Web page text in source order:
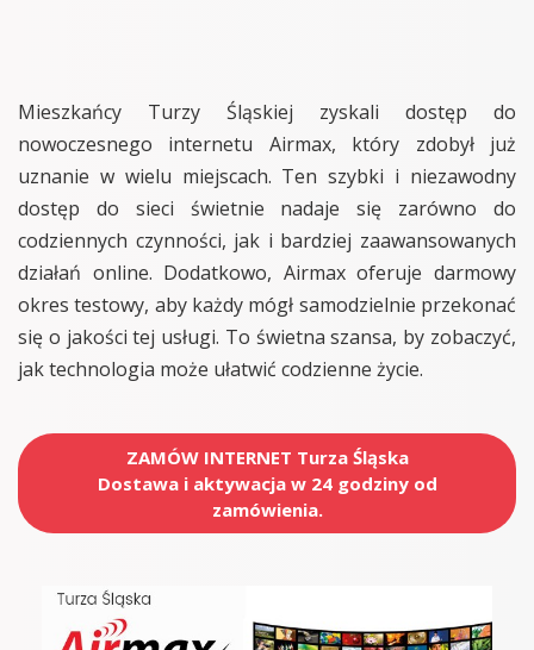
Mieszkańcy Turzy Śląskiej zyskali dostęp do
nowoczesnego internetu Airmax, który zdobył już
uznanie w wielu miejscach. Ten szybki i niezawodny
dostęp do sieci świetnie nadaje się zarówno do
codziennych czynności, jak i bardziej zaawansowanych
działań online. Dodatkowo, Airmax oferuje darmowy
okres testowy, aby każdy mógł samodzielnie przekonać
się o jakości tej usługi. To świetna szansa, by zobaczyć,
jak technologia może ułatwić codzienne życie.
ZAMÓW INTERNET Turza Śląska
Dostawa i aktywacja w 24 godziny od
zamówienia.